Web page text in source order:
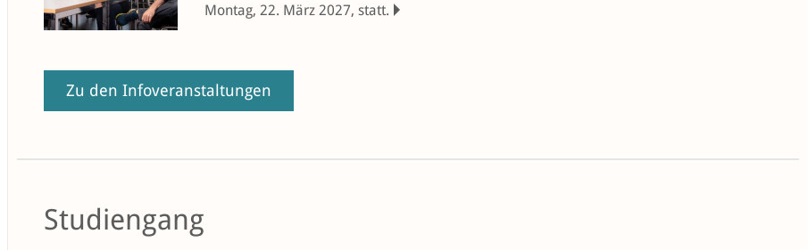
Montag, 22. März 2027, statt.
Zu den Infoveranstaltungen
Studiengang